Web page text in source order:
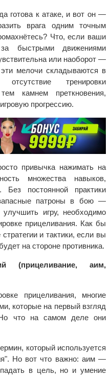
готова к атаке, и вот он —
врага одним точным
Что, если ваши
быстрыми движениями
или наоборот —
мелочи складываются в
тренировки
камнем преткновения,
прогрессию.
привычка нажимать на
множества навыков,
Без постоянной практики
патроны в бою —
игру, необходимо
прицеливания. Как бы
и тактики, если вы
на стороне противника.
(прицеливание, аим,
прицеливания, многие
которые на первый взгляд
Но что на самом деле они
который используется
Но вот что важно: аим —
в цель, но и умение